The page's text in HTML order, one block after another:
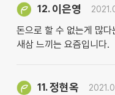
12. 이은영
돈으로 할 수 없는게 많다
새삼 느끼는 요즘입니다.
11.정현옥